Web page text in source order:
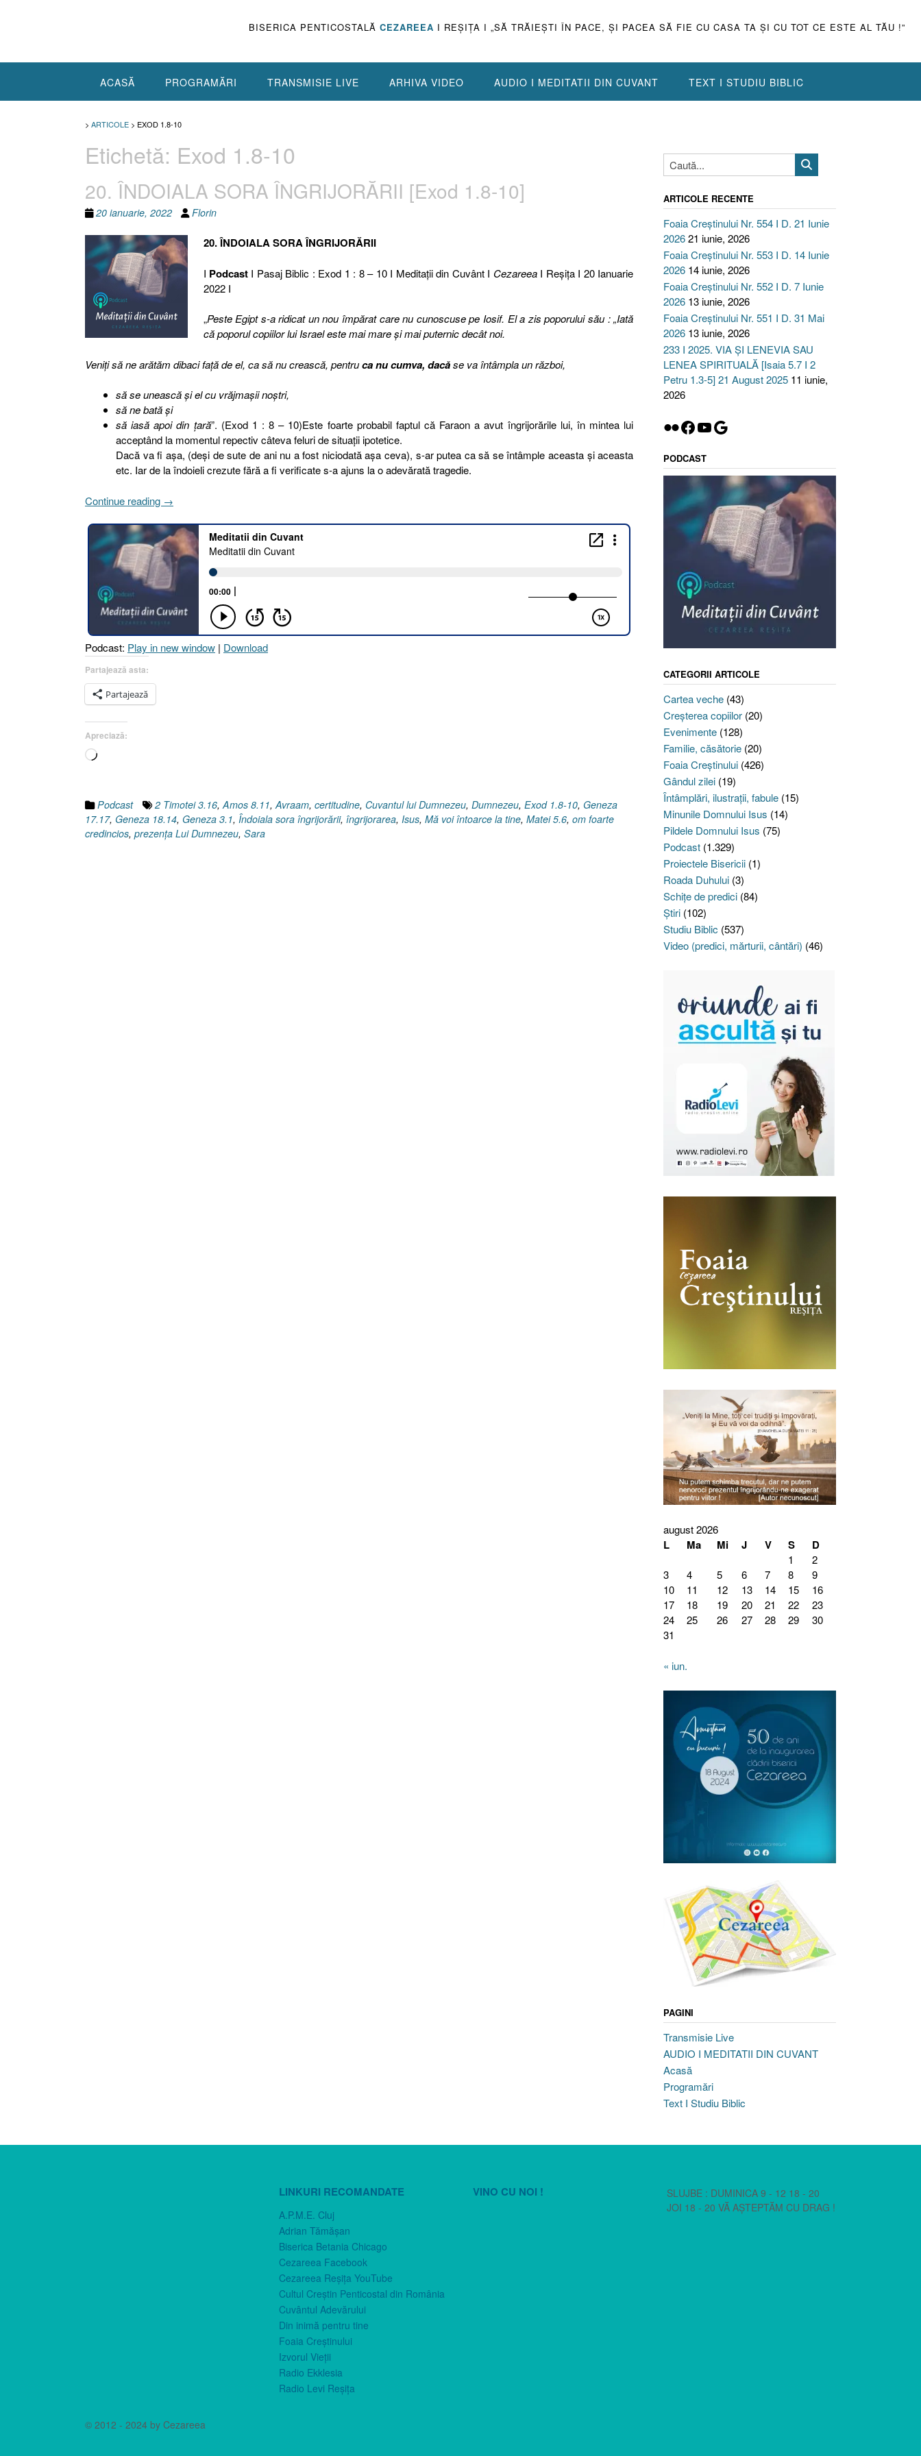
BISERICA PENTICOSTALĂ CEZAREEA I REŞIŢA I „SĂ TRĂIEŞTI ÎN PACE, ŞI PACEA SĂ FIE CU CASA TA ŞI CU TOT CE ESTE AL TĂU !”
ACASĂ PROGRAMĂRI TRANSMISIE LIVE ARHIVA VIDEO AUDIO I MEDITATII DIN CUVANT TEXT I STUDIU BIBLIC
> ARTICOLE > EXOD 1.8-10
Etichetă: Exod 1.8-10
20. ÎNDOIALA SORA ÎNGRIJORĂRII [Exod 1.8-10]
20 ianuarie, 2022 Florin
20. ÎNDOIALA SORA ÎNGRIJORĂRII
I PodcastI Pasaj Biblic : Exod 1 : 8 – 10 I Meditaţii din Cuvânt I CezareeaI Reşiţa I 20 Ianuarie
2022 I
„Peste Egipt s-a ridicat un nou împărat care nu cunoscuse pe Iosif. El a zis poporului său : „Iată
că poporul copiilor lui Israel este mai mare şi mai puternic decât noi.
Veniţi să ne arătăm dibaci faţă de el, ca să nu crească, pentruca nu cumva, dacăse va întâmpla un război,
să se unească şi el cu vrăjmaşii noştri,
să ne bată şi
să iasă apoi din ţară”. (Exod 1 : 8 – 10)Este foarte probabil faptul că Faraon a avut îngrijorările lui, în mintea lui
acceptând la momentul repectiv câteva feluri de situaţii ipotetice.
Dacă va fi aşa, (deşi de sute de ani nu a fost niciodată aşa ceva), s-ar putea ca să se întâmple aceasta şi aceasta
etc. Iar de la îndoieli crezute fără a fi verificate s-a ajuns la o adevărată tragedie.
Continue reading „20.
SORA
ÎNGRIJORĂRII
[Exod
1.8-
10]”
→
Podcast: Play in new window | Download
Partajează asta:
Partajează
Apreciază:
Încarc...
Podcast 2 Timotei 3.16,Amos 8.11,Avraam, certitudine, Cuvantul lui Dumnezeu, Dumnezeu, Exod 1.8-10, Geneza
17.17, Geneza 18.14, Geneza 3.1, Îndoiala sora îngrijorării, îngrijorarea, Isus, Mă voi întoarce la tine, Matei 5.6, om foarte
credincios, prezenţa Lui Dumnezeu, Sara
ARTICOLE RECENTE
Foaia Creștinului Nr. 554 I D. 21 Iunie
202621 iunie, 2026
Foaia Creștinului Nr. 553 I D. 14 Iunie
2026 14 iunie, 2026
Foaia Creștinului Nr. 552 I D. 7 Iunie
2026 13 iunie, 2026
Foaia Creștinului Nr. 551 I D. 31 Mai
2026 13 iunie, 2026
233 I 2025. VIA ȘI LENEVIA SAU
LENEA SPIRITUALĂ [Isaia 5.7 I 2
Petru 1.3-5] 21 August 2025 11 iunie,
2026
Flickr
Facebook
YouTube
Google
PODCAST
CATEGORII ARTICOLE
Cartea veche(43)
Creşterea copiilor(20)
Evenimente(128)
Familie, căsătorie(20)
Foaia Creştinului(426)
Gândul zilei(19)
Întâmplări, ilustraţii, fabule(15)
Minunile Domnului Isus (14)
Pildele Domnului Isus (75)
Podcast(1.329)
Proiectele Bisericii(1)
Roada Duhului(3)
Schiţe de predici(84)
Ştiri(102)
Studiu Biblic (537)
Video (predici, mărturii, cântări) (46)
august 2026
L Ma Mi J V S D
1
2
3
4 5 6 7 8
9
10
11 12 13 14 15
16
17
18 19 20 21 22
23
24
25 26 27 28 29
30
31
« iun.
PAGINI
Transmisie Live
AUDIO I MEDITATII DIN CUVANT
Acasă
Programări
Text I Studiu Biblic
LINKURI RECOMANDATE
A.P.M.E. Cluj
Adrian Tămăşan
Biserica Betania Chicago
Cezareea Facebook
Cezareea Reşiţa YouTube
Cultul Creştin Penticostal din România
Cuvântul Adevărului
Din inimă pentru tine
Foaia Creştinului
Izvorul Vieţii
Radio Ekklesia
Radio Levi Reşiţa
VINO CU NOI !
SLUJBE : DUMINICA 9 - 12 18 - 20
JOI 18 - 20 VĂ AȘTEPTĂM CU DRAG !
© 2012 - 2024 by Cezareea